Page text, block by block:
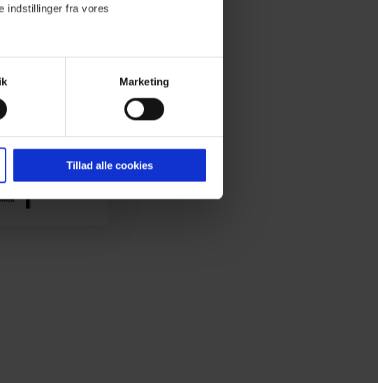
indstillinger fra vores
relevant journalistisk indhold til dig.
dig funktioner i forbindelse med
Marketing
Tillad alle cookies
konto